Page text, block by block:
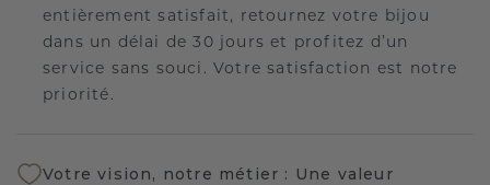
entièrement satisfait, retournez votre bijou
dans un délai de 30 jours et profitez d’un
service sans souci. Votre satisfaction est notre
priorité.
Votre vision, notre métier : Une valeur